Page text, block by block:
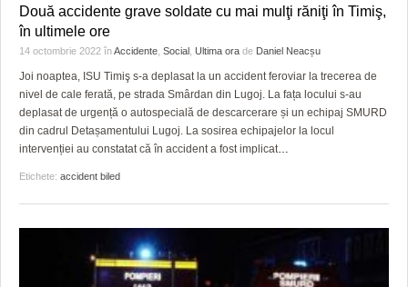
JURNAL DE CAMPANIE
ZÂMBETE AMARE
GRĂDINA TAICII DOMNULUI
ZIARISTU’ DE TERASĂ
ULTRAMARIN VA RECOMANDA
CULTURA
CRONICĂ DE FILM
UNDE MERGEM
JOCURI ONLINE
AFACERI
SĂNĂTATE
MAI MULTE
ACCIDENTE
ANUNŢURI
INVATAMANT
JUSTITIE
Două accidente grave soldate cu mai mulţi răniţi în Timiş,
în ultimele ore
14 octombrie 2022 înAccidente Social Ultima ora de Daniel Neacșu
Joi noaptea, ISU Timiş s-a deplasat la un accident feroviar la trecerea de
nivel de cale ferată, pe strada Smârdan din Lugoj. La fața locului s-au
deplasat de urgență o autospecială de descarcerare și un echipaj SMURD
din cadrul Detașamentului Lugoj. La sosirea echipajelor la locul
intervenției au constatat că în accident a fost implicat
Etichete: accident biled